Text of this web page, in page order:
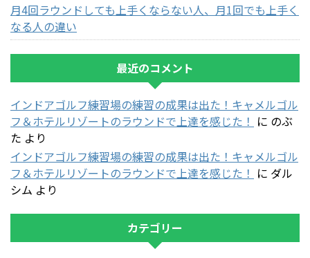
月4回ラウンドしても上手くならない人、月1回でも上手く
なる人の違い
最近のコメント
インドアゴルフ練習場の練習の成果は出た！キャメルゴル
フ＆ホテルリゾートのラウンドで上達を感じた！ に のぶ
た より
インドアゴルフ練習場の練習の成果は出た！キャメルゴル
フ＆ホテルリゾートのラウンドで上達を感じた！ に ダル
シム より
カテゴリー